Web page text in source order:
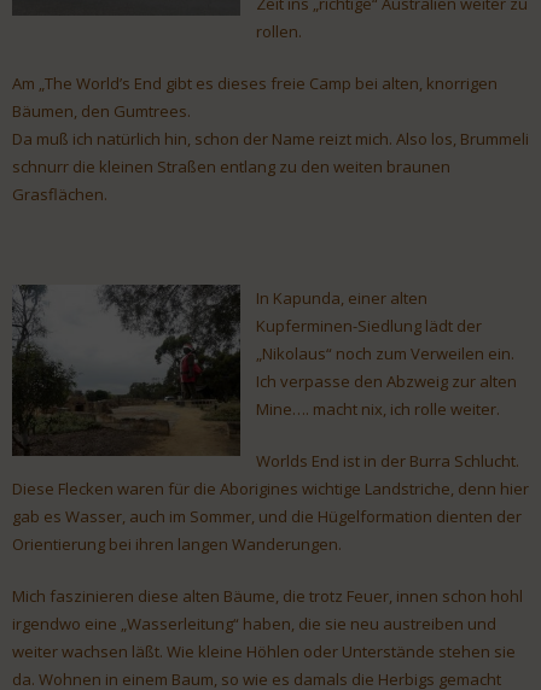
rollen.
Am „The World’s End gibt es dieses freie Camp bei alten, knorrigen
Bäumen, den Gumtrees.
Da muß ich natürlich hin, schon der Name reizt mich. Also los, Brummeli
schnurr die kleinen Straßen entlang zu den weiten braunen
Grasflächen.
In Kapunda, einer alten
Kupferminen-Siedlung lädt der
„Nikolaus“ noch zum Verweilen ein.
Ich verpasse den Abzweig zur alten
Mine…. macht nix, ich rolle weiter.
Worlds End ist in der Burra Schlucht.
Diese Flecken waren für die Aborigines wichtige Landstriche, denn hier
gab es Wasser, auch im Sommer, und die Hügelformation dienten der
Orientierung bei ihren langen Wanderungen.
Mich faszinieren diese alten Bäume, die trotz Feuer, innen schon hohl
irgendwo eine „Wasserleitung“ haben, die sie neu austreiben und
weiter wachsen läßt. Wie kleine Höhlen oder Unterstände stehen sie
da. Wohnen in einem Baum, so wie es damals die Herbigs gemacht